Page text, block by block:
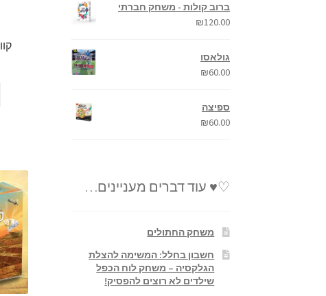
ברוב קולות - משחק חברתי
₪120.00
גולאסו
₪60.00
ספיצה
₪60.00
♡♥ עוד דברים מעניינים…
משחק החתולים
חשבון בחלל: המשימה להצלת
הגלקסיה – משחק לוח הכפל
שילדים לא רוצים להפסיק!